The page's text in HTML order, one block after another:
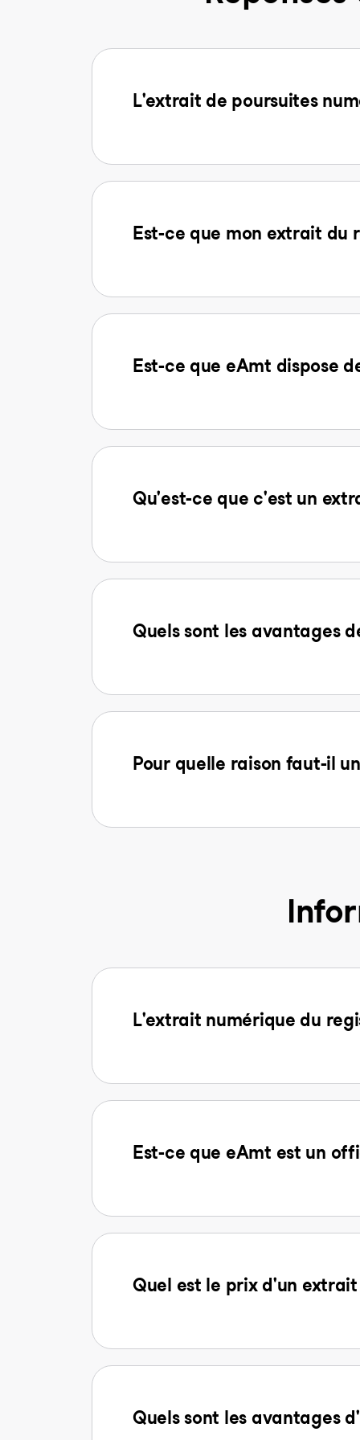
L'extrait de poursuites
Est-ce que mon extrait du
Est-ce que eAmt dispose
Qu'est-ce que c'est un
Quels sont les avantages
Pour quelle raison faut-il
L'extrait numérique du
Est-ce que eAmt est un
Quel est le prix d'un
Quels sont les avantages